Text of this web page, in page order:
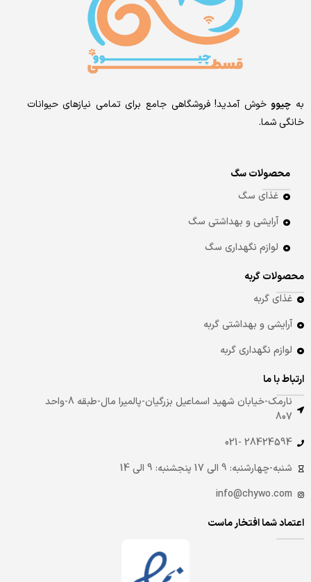
به چیوو خوش آمدید! فروشگاهی جامع برای تمامی نیازهای حیوانات
خانگی شما.
محصولات سگ
غذای سگ
آرایشی و بهداشتی سگ
لوازم نگهداری سگ
محصولات گربه
غذای گربه
آرایشی و بهداشتی گربه
لوازم نگهداری گربه
ارتباط با ما
نارمک-خیابان شهید اسماعیل بزرگیان-پالمیرا مال-طبقه 8-واحد
807
28424594 -021
شنبه-چهارشنبه: 9 الی 17 پنجشنبه: 9 الی 14
info@chywo.com
اعتماد شما افتخار ماست